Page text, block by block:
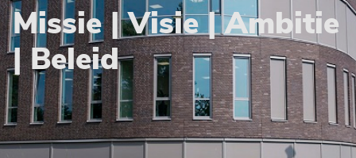
Missie | Visie | Ambitie
| Beleid